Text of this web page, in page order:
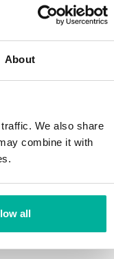
About
We also share
combine it with
all
du behöver
eller behöva
Vi har sett till